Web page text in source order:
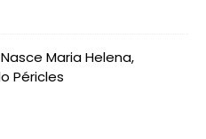
Maria Helena,
Péricles